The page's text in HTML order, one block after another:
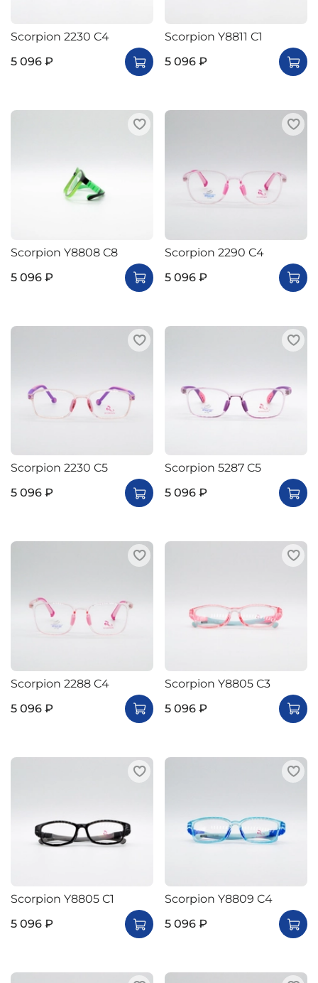
Scorpion 2230 C4
5 096 ₽
Scorpion Y8811 C1
5 096 ₽
Scorpion Y8808 C8
5 096 ₽
Scorpion 2290 C4
5 096 ₽
Scorpion 2230 C5
5 096 ₽
Scorpion 5287 C5
5 096 ₽
Scorpion 2288 C4
5 096 ₽
Scorpion Y8805 C3
5 096 ₽
Scorpion Y8805 C1
5 096 ₽
Scorpion Y8809 C4
5 096 ₽